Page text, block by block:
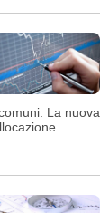
La nuova